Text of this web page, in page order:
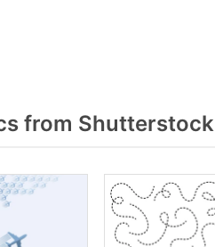
from Shutterstock